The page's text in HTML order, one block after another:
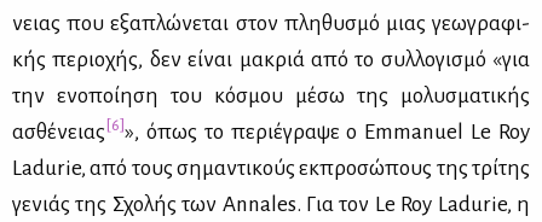
νειας που εξα­πλώ­νε­ται στον πλη­θυ­σμό μιας γε­ω­γρα­φι­
κής πε­ριο­χής, δεν εί­ναι μα­κριά από το συλ­λο­γι­σμό «για
την ενο­ποί­η­ση του κό­σμου μέ­σω της μο­λυ­σμα­τι­κής
ασθέ­νειας [6]», όπως το πε­ριέ­γρα­ψε ο Emmanuel Le Roy
Ladurie, από τους ση­μα­ντι­κούς εκ­προ­σώ­πους της τρί­της
γε­νιάς της Σχο­λής των Annales. Για τον Le Roy Ladurie, η